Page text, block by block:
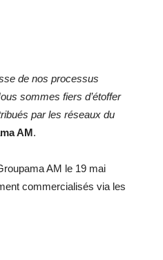
de nos processus
sommes fiers d’étoffer
par les réseaux du
AM.
AM le 19 mai
commercialisés via les